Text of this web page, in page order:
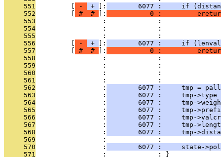
     551
- + ]:
6077 :     if
     552
# # ]:
0 :
     553
:             :
     554
:             :
     555
:             :
     556
- + ]:
6077 :     if
     557
# # ]:
0 :
     558
:             :
     559
:             :
     560
:             :
     561
                 :             :
     562
                 :
6077 :     tmp =
     563
                 :
6077 :     tmp->type
     564
                 :
6077 :     tmp-
     565
                 :
6077 :     tmp-
     566
                 :
6077 :     tmp-
     567
                 :
6077 :     tmp-
     568
                 :
6077 :     tmp-
     569
                 :             :
     570
                 :
6077 :     state-
     571
                 :             : }